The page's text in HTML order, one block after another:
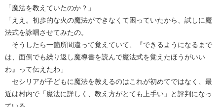
「魔法を教えていたのか？」
「ええ。初歩的な火の魔法ができなくて困っていたから、試しに魔
法式を詠唱させてみたの。
そうしたら一箇所間違って覚えていて、『できるようになるまで
は、面倒でも繰り返し魔導書を読んで魔法式を覚えたほうがいい
わ』って伝えたわ」
セシリアが子どもに魔法を教えるのはこれが初めてではなく、最
近は村内で「魔法に詳しく、教え方がとても上手い」と評判になっ